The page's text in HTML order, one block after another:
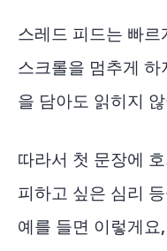
스레드 피드는 빠르
스크롤을 멈추게
을 담아도 읽히지
따라서 첫 문장에
피하고 싶은 심리
예를 들면 이렇게요,